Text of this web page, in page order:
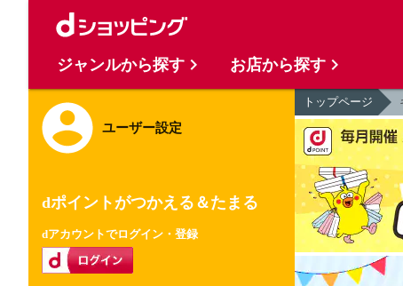
ユーザー設定
dポイントがつかえる＆たまる
dアカウントでログイン・登録
トップページ
ジャンルから探す お店から探す